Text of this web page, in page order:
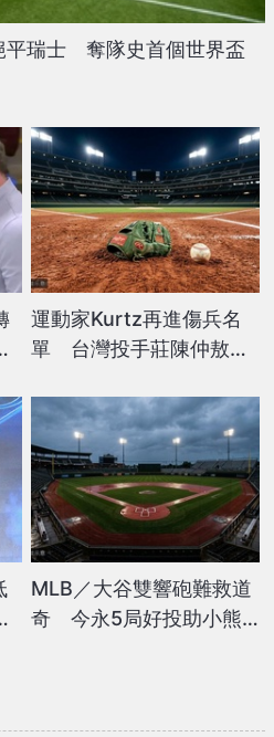
平瑞士 奪隊史首個世界盃
運動家Kurtz再進傷兵名
單 台灣投手莊陳仲敖下
MLB／大谷雙響砲難救道
奇 今永5局好投助小熊